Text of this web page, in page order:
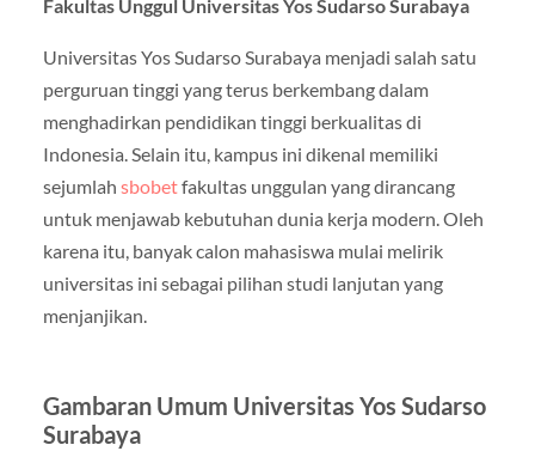
Fakultas Unggul Universitas Yos Sudarso Surabaya
Universitas Yos Sudarso Surabaya menjadi salah satu
perguruan tinggi yang terus berkembang dalam
menghadirkan pendidikan tinggi berkualitas di
Indonesia. Selain itu, kampus ini dikenal memiliki
sejumlah sbobetfakultas unggulan yang dirancang
untuk menjawab kebutuhan dunia kerja modern. Oleh
karena itu, banyak calon mahasiswa mulai melirik
universitas ini sebagai pilihan studi lanjutan yang
menjanjikan.
Gambaran Umum Universitas Yos Sudarso
Surabaya